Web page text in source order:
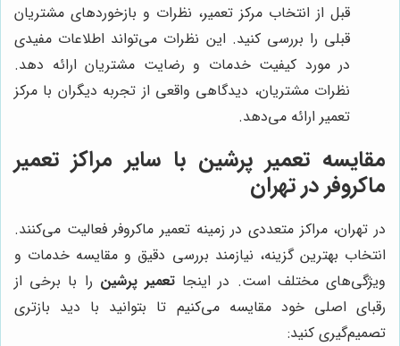
قبل از انتخاب مرکز تعمیر، نظرات و بازخوردهای مشتریان
قبلی را بررسی کنید. این نظرات می‌تواند اطلاعات مفیدی
در مورد کیفیت خدمات و رضایت مشتریان ارائه دهد.
نظرات مشتریان، دیدگاهی واقعی از تجربه دیگران با مرکز
تعمیر ارائه می‌دهد.
مقایسه تعمیر پرشین با سایر مراکز تعمیر
ماکروفر در تهران
در تهران، مراکز متعددی در زمینه تعمیر ماکروفر فعالیت می‌کنند.
انتخاب بهترین گزینه، نیازمند بررسی دقیق و مقایسه خدمات و
ویژگی‌های مختلف است. در اینجا تعمیر پرشین را با برخی از
رقبای اصلی خود مقایسه می‌کنیم تا بتوانید با دید بازتری
تصمیم‌گیری کنید: